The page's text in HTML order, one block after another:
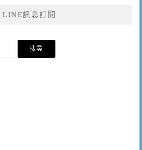
LINE訊息訂閱